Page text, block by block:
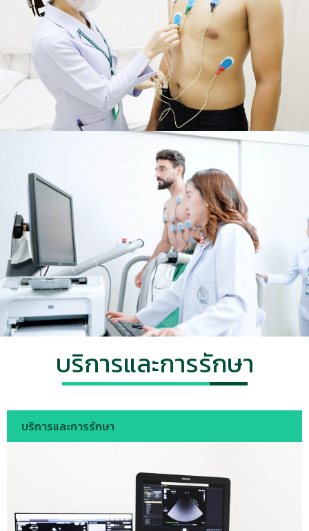
บริการและการรักษา
บริการและการรักษา